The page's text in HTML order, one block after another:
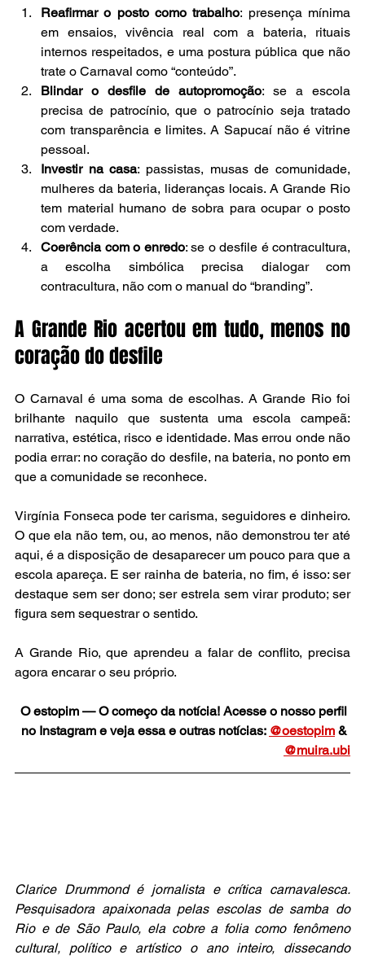
Reafirmar o posto como trabalho: presença mínima
em ensaios, vivência real com a bateria, rituais
internos respeitados, e uma postura pública que não
trate o Carnaval como “conteúdo”.
Blindar o desfile de autopromoção: se a escola
precisa de patrocínio, que o patrocínio seja tratado
com transparência e limites. A Sapucaí não é vitrine
pessoal.
Investir na casa: passistas, musas de comunidade,
mulheres da bateria, lideranças locais. A Grande Rio
tem material humano de sobra para ocupar o posto
com verdade.
Coerência com o enredo: se o desfile é contracultura,
a escolha simbólica precisa dialogar com
contracultura, não com o manual do “branding”.
A Grande Rio acertou em tudo, menos no
coração do desfile
O Carnaval é uma soma de escolhas. A Grande Rio foi
brilhante naquilo que sustenta uma escola campeã:
narrativa, estética, risco e identidade. Mas errou onde não
podia errar: no coração do desfile, na bateria, no ponto em
que a comunidade se reconhece.
Virgínia Fonseca pode ter carisma, seguidores e dinheiro.
O que ela não tem, ou, ao menos, não demonstrou ter até
aqui, é a disposição de desaparecer um pouco para que a
escola apareça. E ser rainha de bateria, no fim, é isso: ser
destaque sem ser dono; ser estrela sem virar produto; ser
figura sem sequestrar o sentido.
A Grande Rio, que aprendeu a falar de conflito, precisa
agora encarar o seu próprio.
O estopim — O começo da notícia! Acesse o nosso perfil
no Instagram e veja essa e outras notícias: @oestopim &
@muira.ubi
Clarice Drummond é jornalista e crítica carnavalesca.
Pesquisadora apaixonada pelas escolas de samba do
Rio e de São Paulo, ela cobre a folia como fenômeno
cultural, político e artístico o ano inteiro, dissecando